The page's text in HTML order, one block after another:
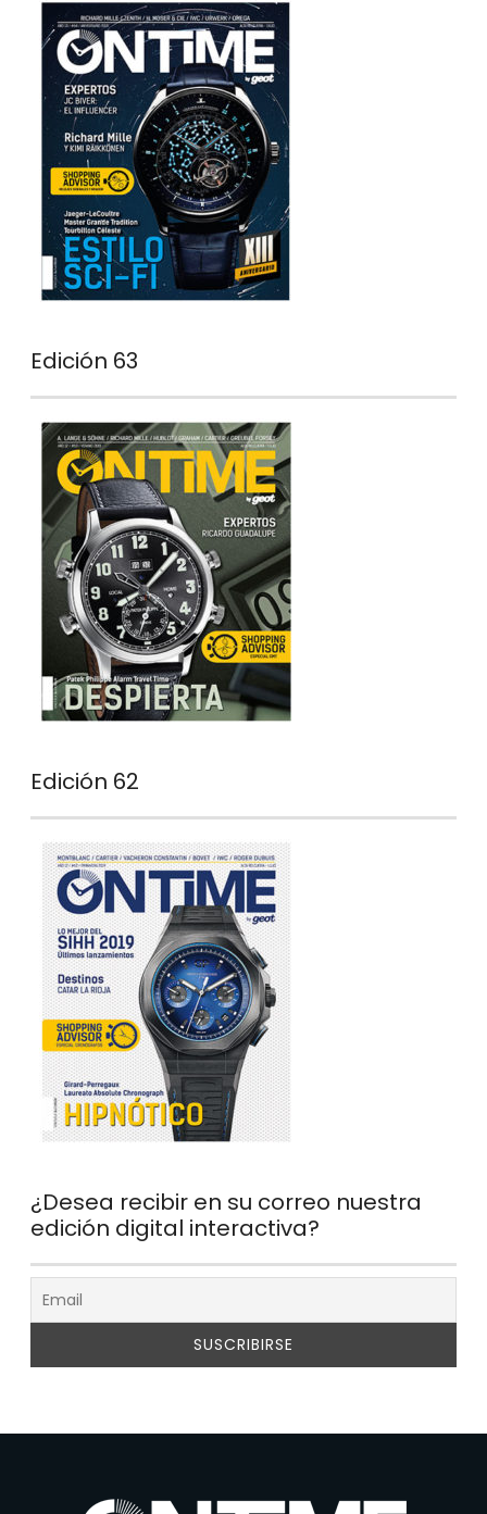
Edición 63
Edición 62
¿Desea recibir en su correo nuestra
edición digital interactiva?